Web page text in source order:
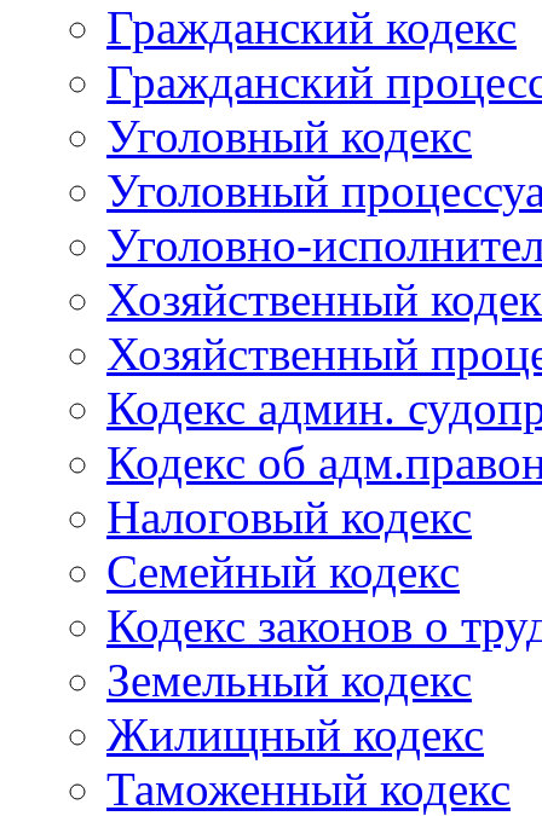
Гражданский кодекс
Гражданский
Уголовный кодекс
Уголовный
Уголовно-
Хозяйственный
Хозяйственный
Кодекс админ.
Кодекс об
Налоговый кодекс
Семейный кодекс
Кодекс законов о
Земельный кодекс
Жилищный кодекс
Таможенный кодекс